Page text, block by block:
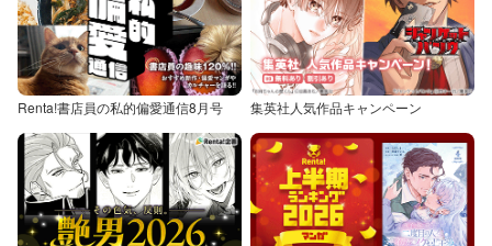
Renta!書店員の私的偏愛通信8月号 集英社人気作品キャンペーン